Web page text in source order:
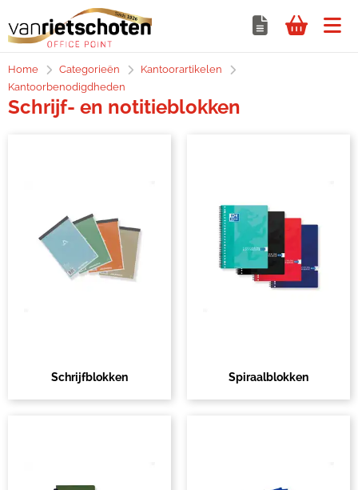
Home Categorieën
Kantoorartikelen
Kantoorbenodigdheden
Schrijf- en notitieblokken
Schrijfblokken Spiraalblokken